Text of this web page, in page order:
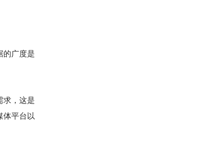
的广度是
求，这是
体平台以